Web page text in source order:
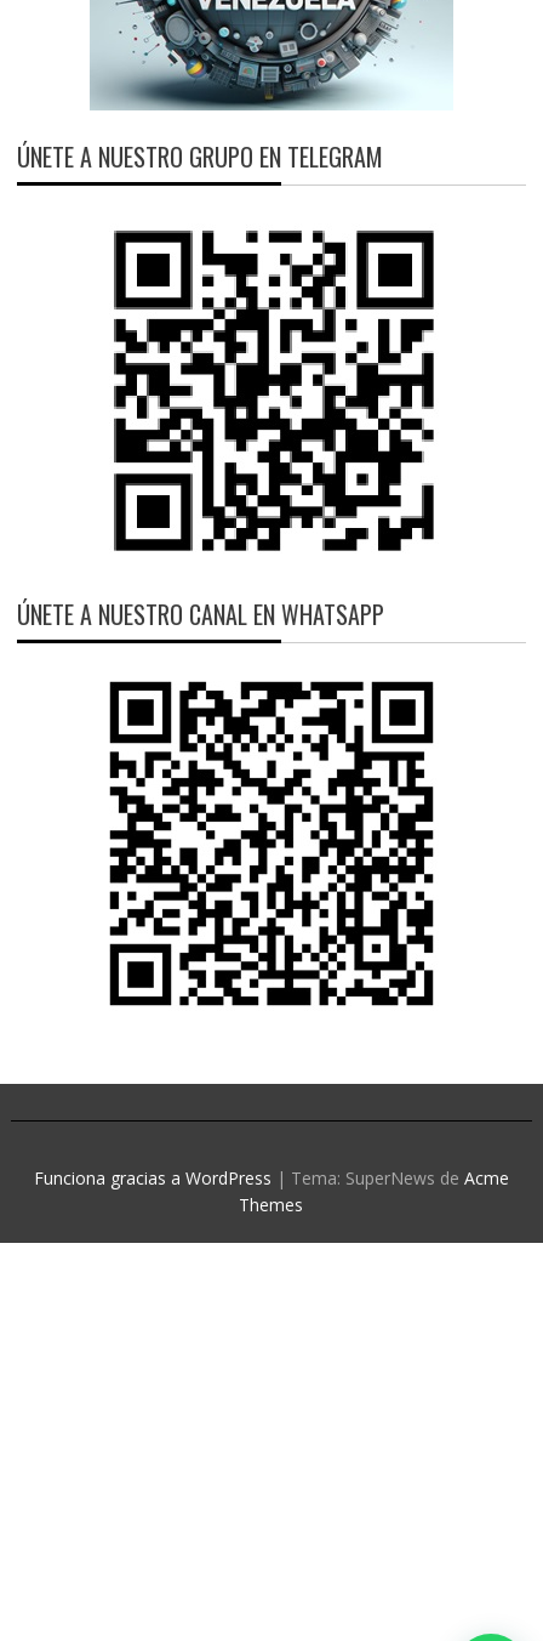
ÚNETE A NUESTRO GRUPO EN TELEGRAM
ÚNETE A NUESTRO CANAL EN WHATSAPP
Funciona gracias a WordPress | Tema: SuperNews de Acme
Themes